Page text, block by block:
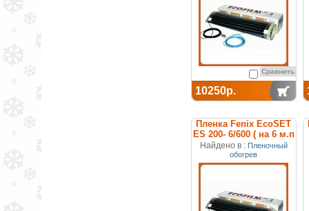
Сравнить
10250р.
Пленка Fenix EcoSET
ES 200- 6/600 ( на 6 м.п
) отопительная (набор)
Найдено в : Пленочный
обогрев